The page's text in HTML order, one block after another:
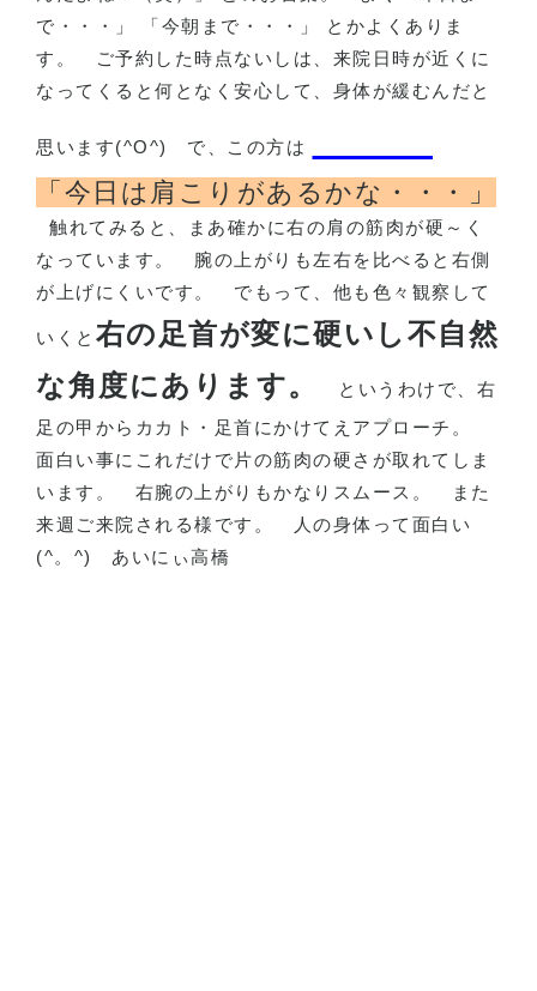
で・・・」 「今朝まで・・・」 とかよくありま
す。
ご予約した時点ないしは、来院日時が近くに
なってくると何となく安心して、身体が緩むんだと
思います(^O^) で、この方は
「今日は肩こりがあるかな・・・」
触れてみると、まあ確かに右の肩の筋肉が硬～く
なっています。
腕の上がりも左右を比べると右側
が上げにくいです。
でもって、他も色々観察して
いくと 右の足首が変に硬いし不自然
な角度にあります。
というわけで、右
足の甲からカカト・足首にかけてえアプローチ。
面白い事にこれだけで片の筋肉の硬さが取れてしま
います。
右腕の上がりもかなりスムース。
また
来週ご来院される様です。
人の身体って面白い
(^。 ^) あいにぃ高橋